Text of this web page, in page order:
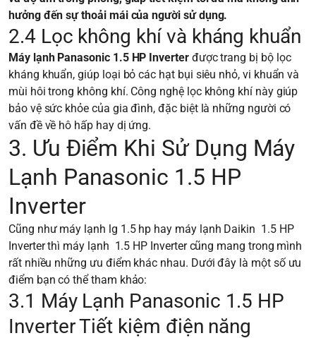
hưởng đến sự thoải mái của người sử dụng.
2.4 Lọc không khí và kháng khuẩn
Máy lạnh Panasonic 1.5 HP Inverterđược trang bị bộ lọc
kháng khuẩn, giúp loại bỏ các hạt bụi siêu nhỏ, vi khuẩn và
mùi hôi trong không khí. Công nghệ lọc không khí này giúp
bảo vệ sức khỏe của gia đình, đặc biệt là những người có
vấn đề về hô hấp hay dị ứng.
3. Ưu Điểm Khi Sử Dụng Máy
Lạnh Panasonic 1.5 HP
Inverter
Cũng như máy lạnh lg 1.5 hp hay máy lạnh Daikin 1.5 HP
Inverter thì máy lạnh 1.5 HP Inverter cũng mang trong mình
rất nhiều những ưu điểm khác nhau. Dưới đây là một số ưu
điểm bạn có thể tham khảo:
3.1 Máy Lạnh Panasonic 1.5 HP
Inverter Tiết kiệm điện năng